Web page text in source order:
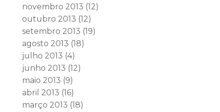
novembro 2013 (12)
outubro 2013 (12)
setembro 2013 (19)
agosto 2013 (18)
julho 2013 (4)
junho 2013 (12)
maio 2013 (9)
abril 2013 (16)
março 2013 (18)